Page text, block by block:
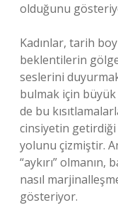
olduğunu
Kadınlar, tarih
beklentilerin
seslerini
bulmak için
de bu
cinsiyetin
yolunu çizmiştir.
“aykırı”
nasıl
gösteriyor.